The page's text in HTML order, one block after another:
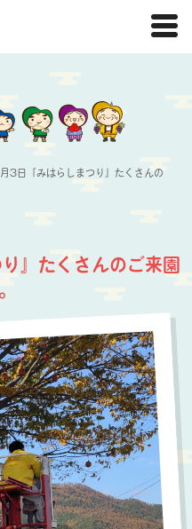
3日『みはらしまつり』たくさんの
』たくさんのご来園